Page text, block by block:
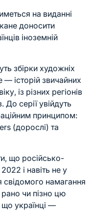
на виданні
доносити
іноземній
збірки художніх
історій звичайних
із різних регіонів
До серії увійдуть
принципом:
(дорослі) та
що російсько-
і навіть не у
свідомого намагання
чи пізно цю
що українці —